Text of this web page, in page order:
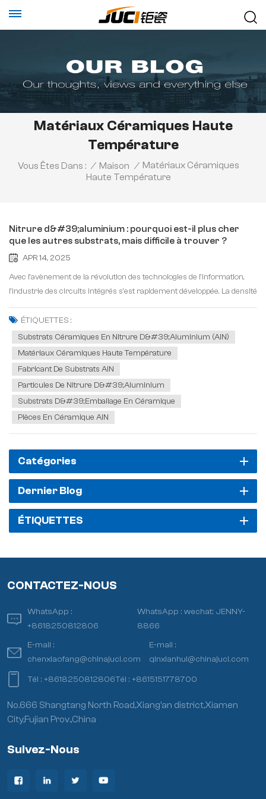
Matériaux Céramiques Haute
Température
Vous Êtes Dans : / Maison / Matériaux Céramiques
Haute Température
Nitrure d&#39;aluminium : pourquoi est-il plus cher
que les autres substrats, mais difficile à trouver ?
APR 14, 2025
Avec l'avènement de la révolution des technologies de l'information,
l'industrie des circuits intégrés s'est rapidement développée. La densité
d'intégration croissante des systèmes électroniques entraîne une
augmentation de...
ÉTIQUETTES :
Substrats Céramiques En Nitrure D&#39;aluminium (AlN)
Matériaux Céramiques Haute Température
Fabricant De Substrats AlN
Particules De Nitrure D&#39;aluminium
Substrats D&#39;emballage En Céramique
Pièces En Céramique AlN
Catégories
Dernier Blog
ÉTIQUETTES
CONTACTEZ-NOUS
WhatsApp :
+8618250812806
WhatsApp :wechat: JENNY-
8866
E-mail :
chenxiaofang@chinajuci.com
E-mail :
qinxianhui@chinajuci.com
Tél :+8618250812806Tél :+8615151778700
No.666 Shangtang North Road,Xiang’an district,Xiamen
City,Fujian Prov.,China
Suivez-Nous